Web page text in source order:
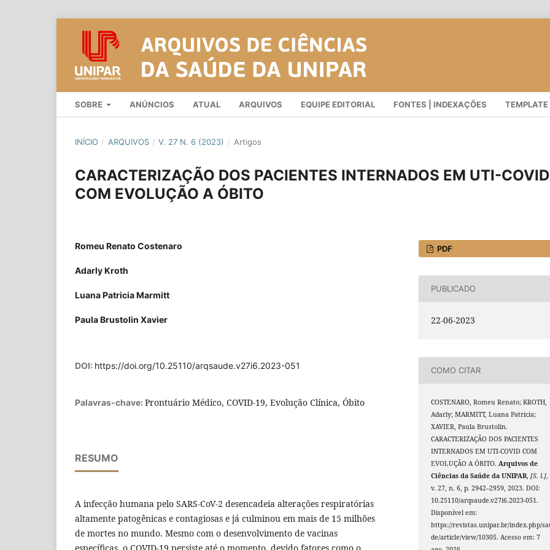
SOBRE ANÚNCIOS ATUAL ARQUIVOS EQUIPE EDITORIAL FONTES | INDEXAÇÕES TEMPLATE
INÍCIO / ARQUIVOS / V. 27 N. 6 (2023) / Artigos
CARACTERIZAÇÃO DOS PACIENTES INTERNADOS EM UTI-COVID
COM EVOLUÇÃO A ÓBITO
Romeu Renato Costenaro
Adarly Kroth
Luana Patricia Marmitt
Paula Brustolin Xavier
DOI: https://doi.org/10.25110/arqsaude.v27i6.2023-051
Palavras-chave: Prontuário Médico, COVID-19, Evolução Clínica, Óbito
RESUMO
A infecção humana pelo SARS-CoV-2 desencadeia alterações respiratórias
altamente patogênicas e contagiosas e já culminou em mais de 15 milhões
de mortes no mundo. Mesmo com o desenvolvimento de vacinas
PDF
PUBLICADO
22-06-2023
COMO CITAR
COSTENARO, Romeu Renato; KROTH,
Adarly; MARMITT, Luana Patricia;
XAVIER, Paula Brustolin.
CARACTERIZAÇÃO DOS PACIENTES
INTERNADOS EM UTI-COVID COM
EVOLUÇÃO A ÓBITO.Arquivos de
Ciências da Saúde da UNIPAR,[S. l.],
v. 27, n. 6, p. 2942–2959, 2023. DOI:
10.25110/arqsaude.v27i6.2023-051.
Disponível em:
https://revistas.unipar.br/index.php/
de/article/view/10305. Acesso em: 7